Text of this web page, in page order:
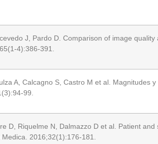
J, Pardo D. Comparison of image
4):386-391.
A, Calcagno S, Castro M et al. Magnitudes
99.
D, Riquelme N, Dalmazzo D et al. Patient
2016;32(1):176-181.